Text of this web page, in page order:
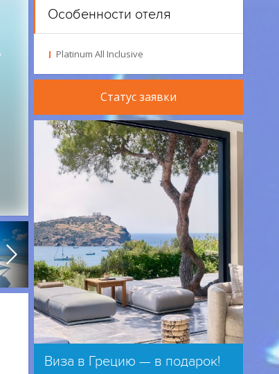
Особенности отеля
Platinum All Inclusive
Статус заявки
Виза в Грецию — в подарок!